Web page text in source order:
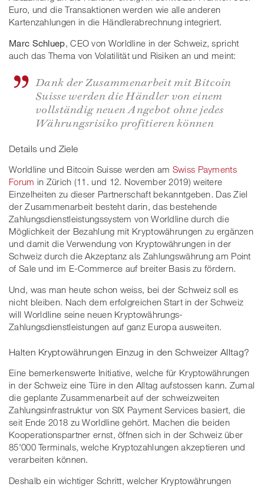
Euro, und die Transaktionen werden wie alle anderen
Kartenzahlungen in die Händlerabrechnung integriert.
Marc Schluep , CEO von Worldline in der Schweiz, spricht
auch das Thema von Volatilität und Risiken an und meint:
Dank der Zusammenarbeit mit Bitcoin
Suisse werden die Händler von einem
vollständig neuen Angebot ohne jedes
Währungsrisiko profitieren können
Details und Ziele
Worldline und Bitcoin Suisse werden am Swiss Payments
Forum in Zürich (11. und 12. November 2019) weitere
Einzelheiten zu dieser Partnerschaft bekanntgeben. Das Ziel
der Zusammenarbeit besteht darin, das bestehende
Zahlungsdienstleistungssystem von Worldline durch die
Möglichkeit der Bezahlung mit Kryptowährungen zu ergänzen
und damit die Verwendung von Kryptowährungen in der
Schweiz durch die Akzeptanz als Zahlungswährung am Point
of Sale und im E-Commerce auf breiter Basis zu fördern.
Und, was man heute schon weiss, bei der Schweiz soll es
nicht bleiben. Nach dem erfolgreichen Start in der Schweiz
will Worldline seine neuen Kryptowährungs-
Zahlungsdienstleistungen auf ganz Europa ausweiten.
Halten Kryptowährungen Einzug in den Schweizer Alltag?
Eine bemerkenswerte Initiative, welche für Kryptowährungen
in der Schweiz eine Türe in den Alltag aufstossen kann. Zumal
die geplante Zusammenarbeit auf der schweizweiten
Zahlungsinfrastruktur von SIX Payment Services basiert, die
seit Ende 2018 zu Worldline gehört. Machen die beiden
Kooperationspartner ernst, öffnen sich in der Schweiz über
85'000 Terminals, welche Kryptozahlungen akzeptieren und
verarbeiten können.
Deshalb ein wichtiger Schritt, welcher Kryptowährungen